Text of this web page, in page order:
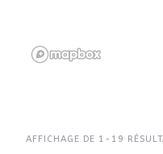
AFFICHAGE DE 1-19